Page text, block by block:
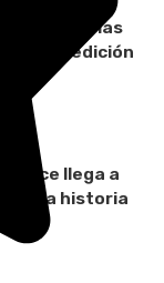
de las
su XI edición
dulce llega a
una historia